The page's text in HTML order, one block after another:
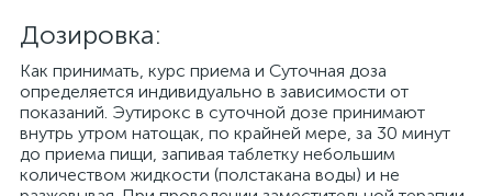
Дозировка:
Как принимать, курс приема и Суточная доза
определяется индивидуально в зависимости от
показаний. Эутирокс в суточной дозе принимают
внутрь утром натощак, по крайней мере, за 30 минут
до приема пищи, запивая таблетку небольшим
количеством жидкости (полстакана воды) и не